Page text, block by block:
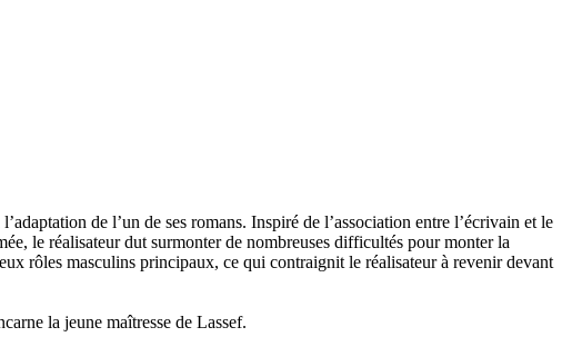
de l’un de ses romans. Inspiré de l’association entre l’écrivain et le
le réalisateur dut surmonter de nombreuses difficultés pour monter la
rôles masculins principaux, ce qui contraignit le réalisateur à revenir devant
la jeune maîtresse de Lassef.